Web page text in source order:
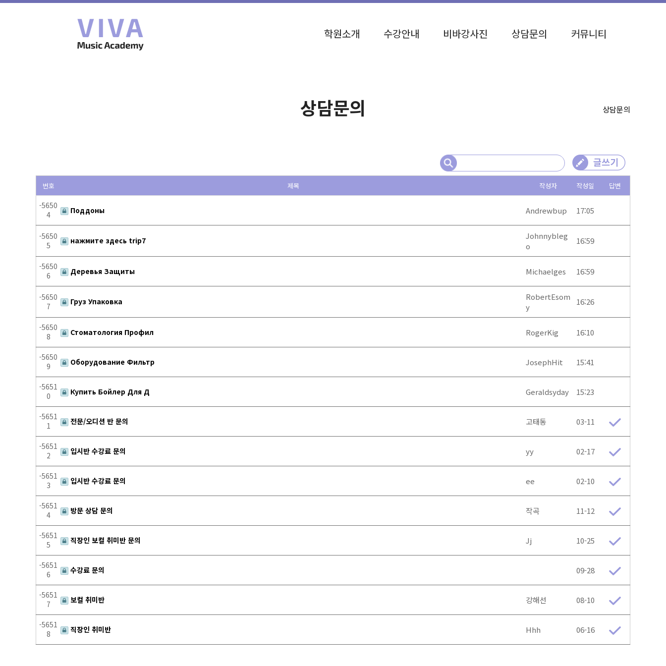
학원소개 수강안내 비바강사진 상담문의 커뮤니티
상담문의
상담문의
번호 제목 작성자 작성일 답변
-5650
4
Поддоны Andrewbup 17:05
-5650
5
нажмите здесь trip7
Johnnybleg
o
16:59
-5650
6
Деревья Защиты Michaelges 16:59
-5650
7
Груз Упаковка
RobertEsom
y
16:26
-5650
8
Стоматология Профил RogerKig 16:10
-5650
9
Оборудование Фильтр JosephHit 15:41
-5651
0
Купить Бойлер Для Д Geraldsyday 15:23
-5651
1
전문/오디션 반 문의 고태동 03-11
-5651
2
입시반 수강료 문의 yy 02-17
-5651
3
입시반 수강료 문의 ee 02-10
-5651
4
방문 상담 문의 작곡 11-12
-5651
5
직장인 보컬 취미반 문의 Jj 10-25
-5651
6
수강료 문의 09-28
-5651
7
보컬 취미반 강해선 08-10
-5651
8
직장인 취미반 Hhh 06-16